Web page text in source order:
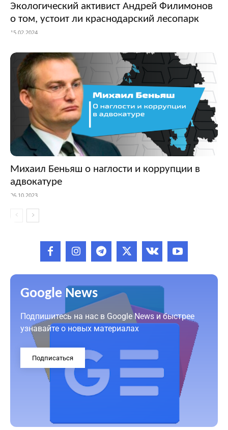
Экологический активист Андрей Филимонов
о том, устоит ли краснодарский лесопарк
15.02.2024
Михаил Беньяш о наглости и коррупции в
адвокатуре
26.10.2023
Google News
Подпишитесь на нас в Google News и быстрее
узнавайте о новых материалах
Подписаться